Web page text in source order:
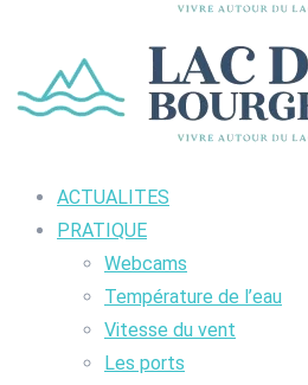
ACTUALITES
PRATIQUE
Webcams
Température de l’eau
Vitesse du vent
Les ports